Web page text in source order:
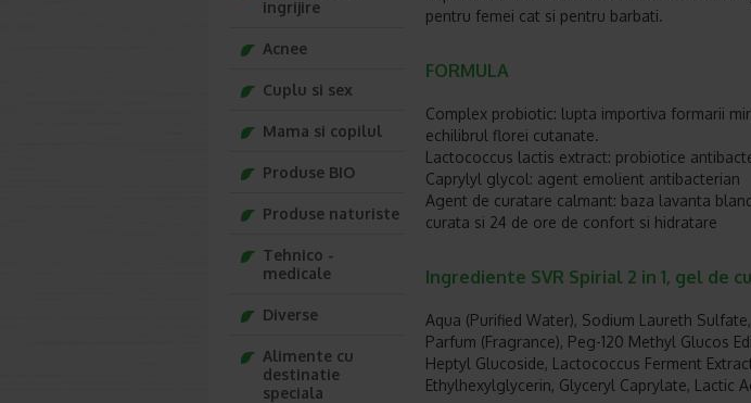
pentru femei cat si pentru barbati.
FORMULA
Complex probiotic: lupta importiva formarii
echilibrul florei cutanate.
Lactococcus lactis extract: probiotice
Caprylyl glycol: agent emolient antibacterian
Agent de curatare calmant: baza lavanta
curata si 24 de ore de confort si hidratare
Ingrediente SVR Spirial 2 in 1, gel de
Aqua (Purified Water), Sodium Laureth
Parfum (Fragrance), Peg-120 Methyl Glucos
Heptyl Glucoside, Lactococcus Ferment
Ethylhexylglycerin, Glyceryl Caprylate, Lactic
ingrijire
Acnee
Cuplu si sex
Mama si copilul
Produse BIO
Produse naturiste
Tehnico -
medicale
Diverse
Alimente cu
destinatie
speciala